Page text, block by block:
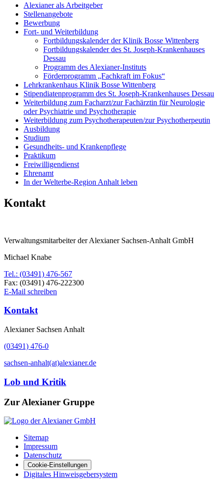
Alexianer als Arbeitgeber
Stellenangebote
Bewerbung
Fort- und Weiterbildung
Fortbildungskalender der Klinik Bosse Wittenberg
Fortbildungskalender des St. Joseph-Krankenhauses
Dessau
Programm des Alexianer-Instituts
Förderprogramm „Fachkraft im Fokus“
Lehrkrankenhaus Klinik Bosse Wittenberg
Stipendiatenprogramm des St. Joseph-Krankenhauses Dessau
Weiterbildung zum Facharzt/zur Fachärztin für Neurologie
oder Psychiatrie und Psychotherapie
Weiterbildung zum Psychotherapeuten/zur Psychotherpeutin
Ausbildung
Studium
Gesundheits- und Krankenpflege
Praktikum
Freiwilligendienst
Ehrenamt
In der Welterbe-Region Anhalt leben
Kontakt
Verwaltungsmitarbeiter der Alexianer Sachsen-Anhalt GmbH
Michael Knabe
Tel.: (03491) 476-567
Fax: (03491) 476-​222300
E-​Mail schreiben
Kontakt
Alexianer Sachsen Anhalt
(03491) 476-0
sachsen-anhalt(at)alexianer.de
Lob und Kritik
Zur Alexianer Gruppe
Sitemap
Impressum
Datenschutz
Cookie-Einstellungen
Digitales Hinweisgebersystem